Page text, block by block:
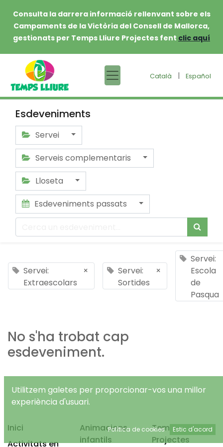
Consulta la darrera informació rellenvant sobre els
Campaments de la Victòria del Consell de Mallorca,
gestionats per Temps Lliure Projectes fent clic aquí
Català | Español
Esdeveniments
Servei
Serveis complementaris
Lloseta
Esdeveniments passats
Servei:
Extraescolars
×
Servei:
Sortides
×
Servei:
Escola
de
Pasqua
No s'ha trobat cap
esdeveniment.
Inici
Activitats en
Animacions
infantils
Temps Lliure
Projectes
Utilitzem galetes per proporcionar-vos una millor
experiència d'usuari.
Política de cookies Estic d'acord